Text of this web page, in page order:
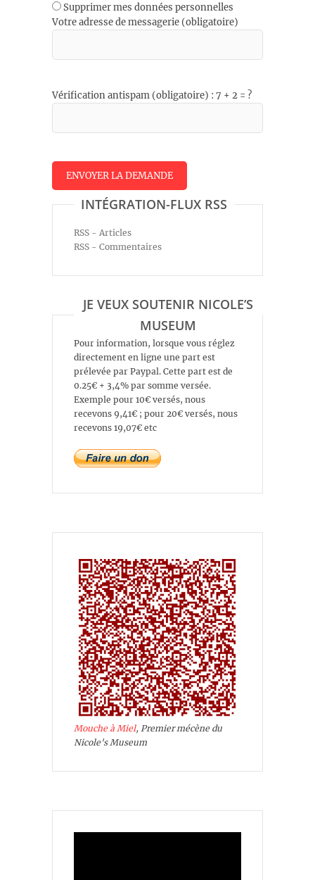
Supprimer mes données personnelles
Votre adresse de messagerie (obligatoire)
Vérification antispam (obligatoire) : 7 + 2 = ?
INTÉGRATION-FLUX RSS
RSS - Articles
RSS - Commentaires
JE VEUX SOUTENIR NICOLE’S
MUSEUM
Pour information, lorsque vous réglez
directement en ligne une part est
prélevée par Paypal. Cette part est de
0.25€ + 3,4% par somme versée.
Exemple pour 10€ versés, nous
recevons 9,41€ ; pour 20€ versés, nous
recevons 19,07€ etc
Mouche à Miel, Premier mécène du
Nicole's Museum